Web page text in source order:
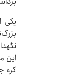
یکی
این
کره